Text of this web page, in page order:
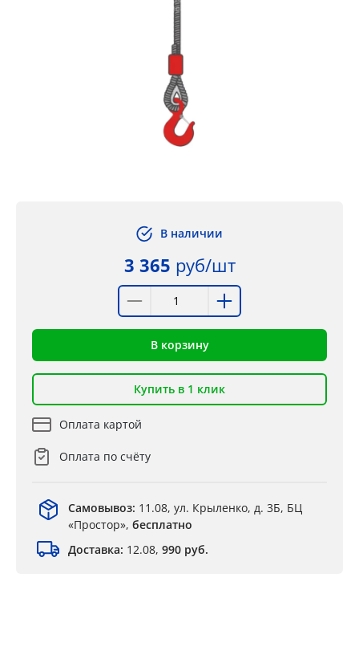
В наличии
3 365 руб/шт
В корзину
Купить в 1 клик
Оплата картой
Оплата по счёту
Самовывоз: 11.08, ул. Крыленко, д. 3Б, БЦ
«Простор», бесплатно
Доставка: 12.08, 990 руб.